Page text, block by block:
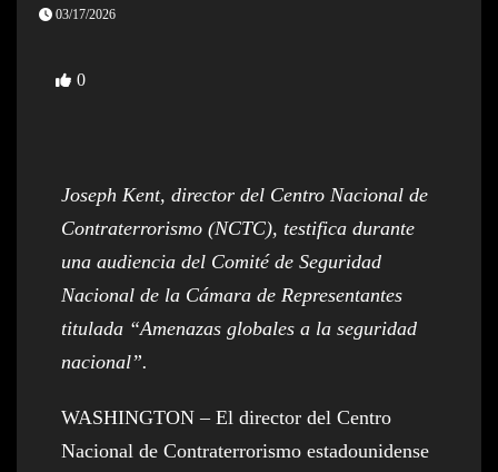
03/17/2026
0
Joseph Kent, director del Centro Nacional de
Contraterrorismo (NCTC), testifica durante
una audiencia del Comité de Seguridad
Nacional de la Cámara de Representantes
titulada “Amenazas globales a la seguridad
nacional”.
WASHINGTON – El director del Centro
Nacional de Contraterrorismo estadounidense